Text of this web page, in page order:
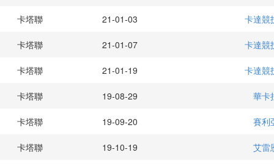
卡塔聯 21-01-03 卡達競
卡塔聯 21-01-07 卡達競
卡塔聯 21-01-19 卡達競
卡塔聯 19-08-29 華卡
卡塔聯 19-09-20 賽利
卡塔聯 19-10-19 艾雷